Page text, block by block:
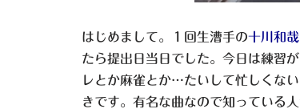
はじめまして。１回生漕手の十川和哉
たら提出日当日でした。今日は練習
レとか麻雀とか…たいして忙しくな
きです。有名な曲なので知っている